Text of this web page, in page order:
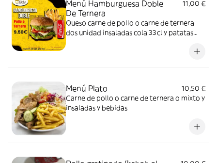
Menú Hamburguesa Doble
De Ternera
11,00 €
Queso carne de pollo o carne de ternera
dos unidad insaladas cola 33cl y patatas
Menú Plato
10,50 €
Carne de pollo o carne de ternera o mixto y
insaladas y bebidas